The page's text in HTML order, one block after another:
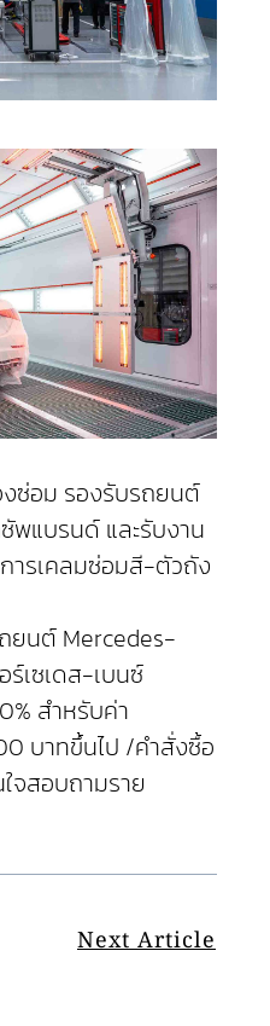
ซ่อม รองรับรถยนต์
พแบรนด์ และรับงาน
ารเคลมซ่อมสี-ตัวถัง
ยนต์ Mercedes-
เซเดส-เบนซ์
สำหรับค่า
บาทขึ้นไป /คำสั่งซื้อ
จสอบถามราย
Next Article